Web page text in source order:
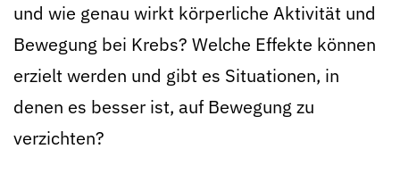
und wie genau wirkt körperliche Aktivität und
Bewegung bei Krebs? Welche Effekte können
erzielt werden und gibt es Situationen, in
denen es besser ist, auf Bewegung zu
verzichten?